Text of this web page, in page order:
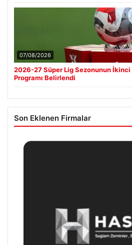
07/08/2026
2026-27 Süper Lig Sezonunun İkinci
Programı Belirlendi
Son Eklenen Firmalar